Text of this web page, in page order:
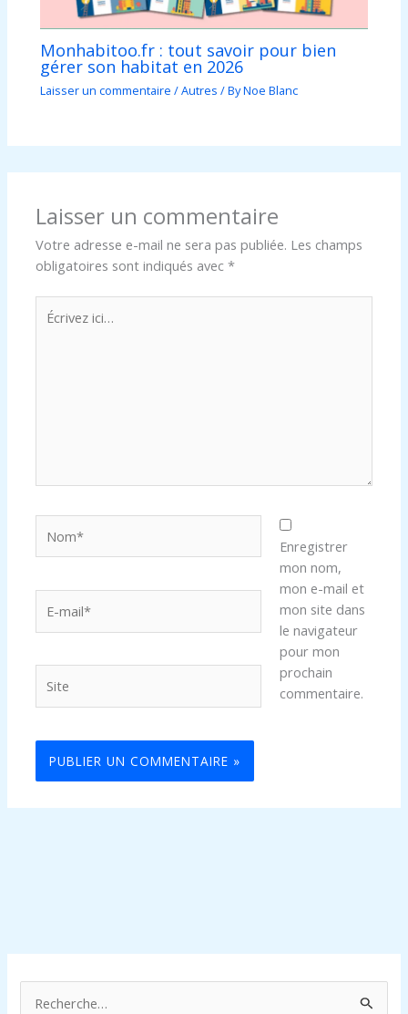
Monhabitoo.fr : tout savoir pour bien
gérer son habitat en 2026
Laisser un commentaire /Autres / ByNoe Blanc
Laisser un commentaire
Votre adresse e-mail ne sera pas publiée. Les champs
obligatoires sont indiqués avec*
ici…
mail*
Enregistrer
mon nom,
mon e-mail et
mon site dans
le navigateur
pour mon
prochain
commentaire.